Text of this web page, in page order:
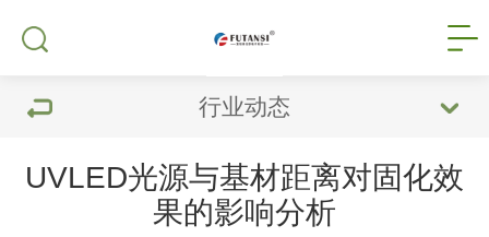
行业动态
UVLED光源与基材距离对固化效
果的影响分析